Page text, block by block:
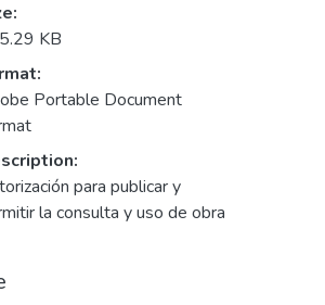
KB
Portable Document
para publicar y
la consulta y uso de obra